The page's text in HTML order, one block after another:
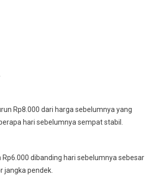
Rp8.000 dari harga sebelumnya yang
hari sebelumnya sempat stabil.
dibanding hari sebelumnya sebesar
jangka pendek.